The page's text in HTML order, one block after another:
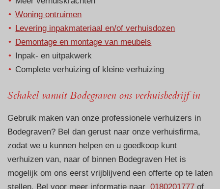
Woning ontruimen
Levering inpakmateriaal en/of verhuisdozen
Demontage en montage van meubels
Inpak- en uitpakwerk
Complete verhuizing of kleine verhuizing
Schakel vanuit Bodegraven ons verhuisbedrijf in
Gebruik maken van onze professionele verhuizers in
Bodegraven? Bel dan gerust naar onze verhuisfirma,
zodat we u kunnen helpen en u goedkoop kunt
verhuizen van, naar of binnen Bodegraven Het is
mogelijk om ons eerst vrijblijvend een offerte op te laten
stellen. Bel voor meer informatie naar 0180201777 of